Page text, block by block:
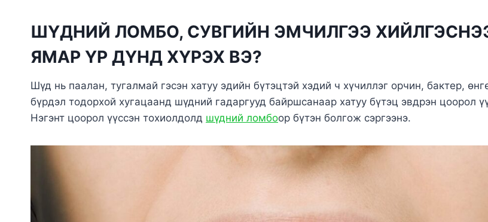
ШҮДНИЙ ЛОМБО, СУВГИЙН ЭМЧИЛГЭЭ
ЯМАР ҮР ДҮНД ХҮРЭХ ВЭ?
Шүд нь паалан, тугалмай гэсэн хатуу эдийн бүтэцтэй хэдий ч хүчиллэг орчин, бактер,
бүрдэл тодорхой хугацаанд шүдний гадаргууд байршсанаар хатуу бүтэц эвдрэн цоорол
Нэгэнт цоорол үүссэн тохиолдолд шүдний ломбоор бүтэн болгож сэргээнэ.